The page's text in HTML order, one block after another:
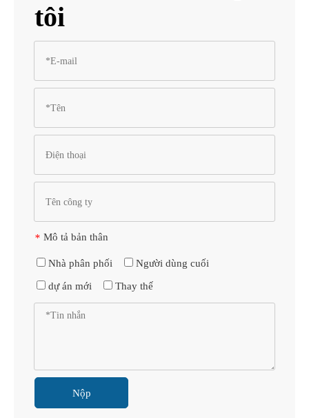
tôi
* Mô tả bản thân
Nhà phân phối Người dùng cuối
dự án mới Thay thế
Nộp